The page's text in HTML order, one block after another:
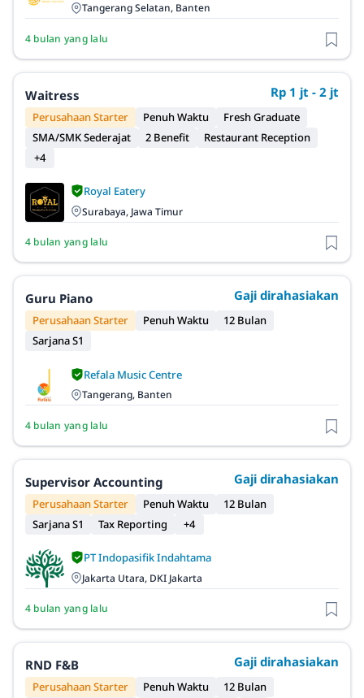
Tangerang Selatan, Banten
4 bulan yang lalu
Waitress Rp 1 jt - 2 jt
Perusahaan Starter Penuh Waktu
Fresh Graduate
SMA/SMK Sederajat
2 Benefit
Restaurant Reception
+4
Royal Eatery
Surabaya, Jawa Timur
4 bulan yang lalu
Guru Piano Gaji dirahasiakan
Perusahaan Starter Penuh Waktu
12 Bulan
Sarjana S1
Refala Music Centre
Tangerang, Banten
4 bulan yang lalu
Supervisor Accounting Gaji dirahasiakan
Perusahaan Starter Penuh Waktu
12 Bulan
Sarjana S1
Tax Reporting +4
PT Indopasifik Indahtama
Jakarta Utara, DKI Jakarta
4 bulan yang lalu
RND F&B Gaji dirahasiakan
Perusahaan Starter Penuh Waktu
12 Bulan